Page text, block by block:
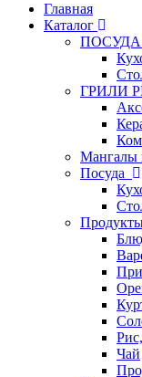
Главная
Каталог
ПОСУДА
ГРИЛИ
Мангалы
Посуда
Чай